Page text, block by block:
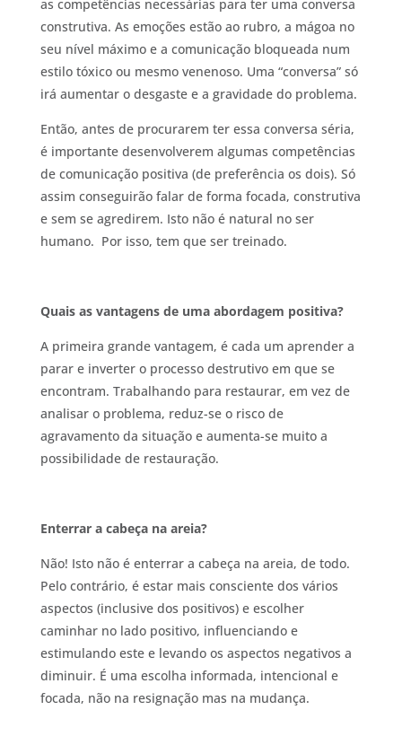
as competências necessárias para ter uma conversa
construtiva. As emoções estão ao rubro, a mágoa no
seu nível máximo e a comunicação bloqueada num
estilo tóxico ou mesmo venenoso. Uma “conversa” só
irá aumentar o desgaste e a gravidade do problema.
Então, antes de procurarem ter essa conversa séria,
é importante desenvolverem algumas competências
de comunicação positiva (de preferência os dois). Só
assim conseguirão falar de forma focada, construtiva
e sem se agredirem. Isto não é natural no ser
humano. Por isso, tem que ser treinado.
Quais as vantagens de uma abordagem positiva?
A primeira grande vantagem, é cada um aprender a
parar e inverter o processo destrutivo em que se
encontram. Trabalhando para restaurar, em vez de
analisar o problema, reduz-se o risco de
agravamento da situação e aumenta-se muito a
possibilidade de restauração.
Enterrar a cabeça na areia?
Não! Isto não é enterrar a cabeça na areia, de todo.
Pelo contrário, é estar mais consciente dos vários
aspectos (inclusive dos positivos) e escolher
caminhar no lado positivo, influenciando e
estimulando este e levando os aspectos negativos a
diminuir. É uma escolha informada, intencional e
focada, não na resignação mas na mudança.